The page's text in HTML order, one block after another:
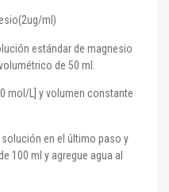
ml)
estándar de magnesio
de 50 ml.
mol/L] y volumen constante
en el último paso y
100 ml y agregue agua al